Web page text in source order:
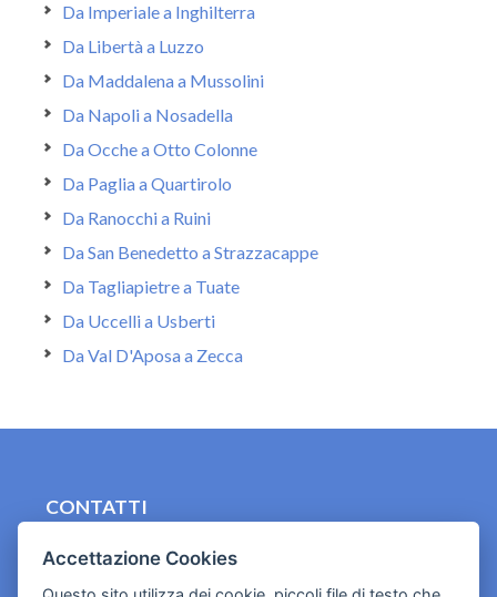
Da Imperiale a Inghilterra
Da Libertà a Luzzo
Da Maddalena a Mussolini
Da Napoli a Nosadella
Da Ocche a Otto Colonne
Da Paglia a Quartirolo
Da Ranocchi a Ruini
Da San Benedetto a Strazzacappe
Da Tagliapietre a Tuate
Da Uccelli a Usberti
Da Val D'Aposa a Zecca
CONTATTI
Cookies e informativa privacy
Accettazione Cookies